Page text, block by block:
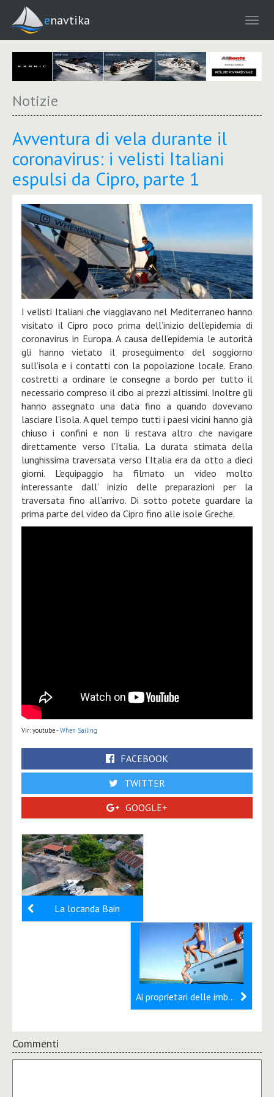
enavtika
Notizie
Avventura di vela durante il
coronavirus: i velisti Italiani
espulsi da Cipro, parte 1
I velisti Italiani che viaggiavano nel Mediterraneo hanno
visitato il Cipro poco prima dell’inizio dell’epidemia di
coronavirus in Europa. A causa dell’epidemia le autorità
gli hanno vietato il proseguimento del soggiorno
sull’isola e i contatti con la popolazione locale. Erano
costretti a ordinare le consegne a bordo per tutto il
necessario compreso il cibo ai prezzi altissimi. Inoltre gli
hanno assegnato una data fino a quando dovevano
lasciare l’isola. A quel tempo tutti i paesi vicini hanno già
chiuso i confini e non li restava altro che navigare
direttamente verso l’Italia. La durata stimata della
lunghissima traversata verso l’Italia era da otto a dieci
giorni. L’equipaggio ha filmato un video molto
interessante dall’ inizio delle preparazioni per la
traversata fino all’arrivo. Di sotto potete guardare la
prima parte del video da Cipro fino alle isole Greche.
Vir: youtube -When Sailing
FACEBOOK
TWITTER
GOOGLE+
La locanda Bain
Ai proprietari delle imbarcazioni con un posto barca nei porti turistici è permesso l’ingresso nella Repubblica di Croazia
Commenti